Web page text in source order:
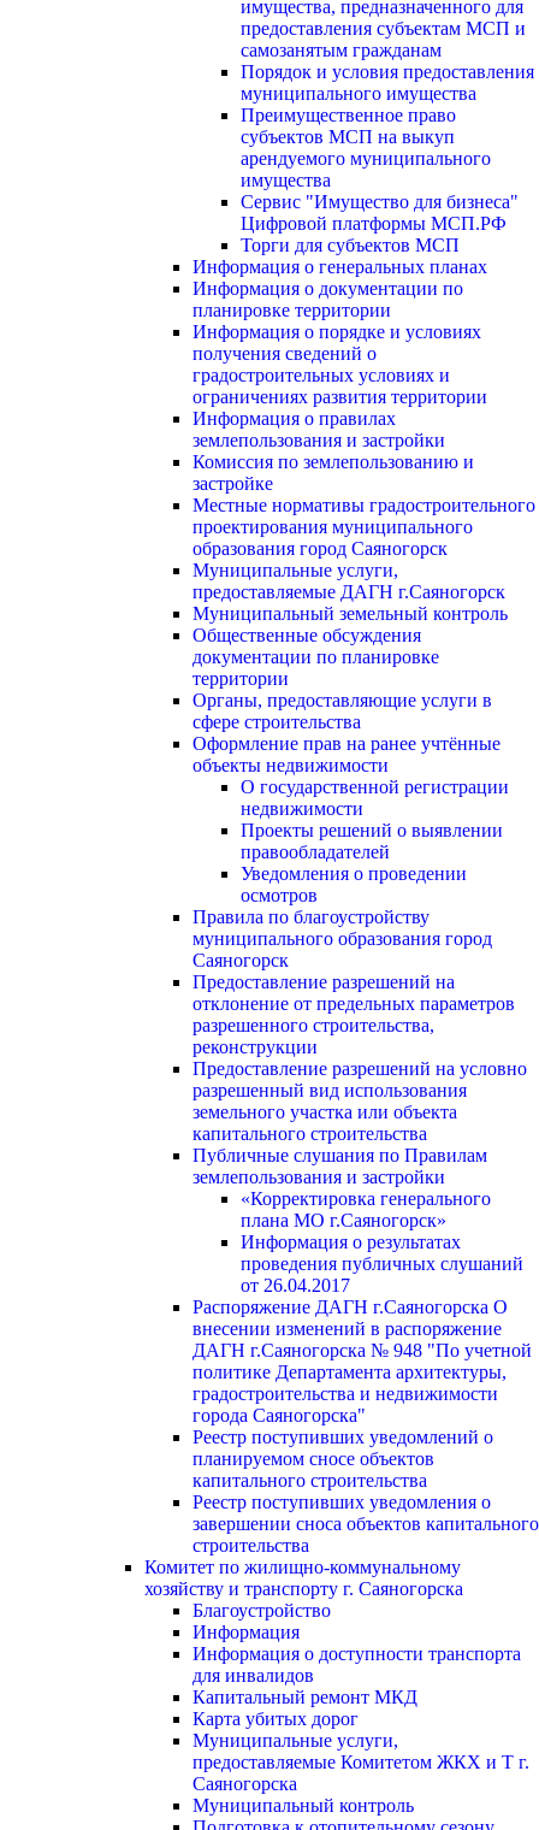
имущества, предназначенного для
предоставления субъектам МСП и
самозанятым гражданам
Порядок и условия предоставления
муниципального имущества
Преимущественное право
субъектов МСП на выкуп
арендуемого муниципального
имущества
Сервис "Имущество для бизнеса"
Цифровой платформы МСП.РФ
Торги для субъектов МСП
Информация о генеральных планах
Информация о документации по
планировке территории
Информация о порядке и условиях
получения сведений о
градостроительных условиях и
ограничениях развития территории
Информация о правилах
землепользования и застройки
Комиссия по землепользованию и
застройке
Местные нормативы градостроительного
проектирования муниципального
образования город Саяногорск
Муниципальные услуги,
предоставляемые ДАГН г.Саяногорск
Муниципальный земельный контроль
Общественные обсуждения
документации по планировке
территории
Органы, предоставляющие услуги в
сфере строительства
Оформление прав на ранее учтённые
объекты недвижимости
О государственной регистрации
недвижимости
Проекты решений о выявлении
правообладателей
Уведомления о проведении
осмотров
Правила по благоустройству
муниципального образования город
Саяногорск
Предоставление разрешений на
отклонение от предельных параметров
разрешенного строительства,
реконструкции
Предоставление разрешений на условно
разрешенный вид использования
земельного участка или объекта
капитального строительства
Публичные слушания по Правилам
землепользования и застройки
«Корректировка генерального
плана МО г.Саяногорск»
Информация о результатах
проведения публичных слушаний
от 26.04.2017
Распоряжение ДАГН г.Саяногорска О
внесении изменений в распоряжение
ДАГН г.Саяногорска № 948 "По учетной
политике Департамента архитектуры,
градостроительства и недвижимости
города Саяногорска"
Реестр поступивших уведомлений о
планируемом сносе объектов
капитального строительства
Реестр поступивших уведомления о
завершении сноса объектов капитального
строительства
Комитет по жилищно-коммунальному
хозяйству и транспорту г. Саяногорска
Благоустройство
Информация
Информация о доступности транспорта
для инвалидов
Капитальный ремонт МКД
Карта убитых дорог
Муниципальные услуги,
предоставляемые Комитетом ЖКХ и Т г.
Саяногорска
Муниципальный контроль